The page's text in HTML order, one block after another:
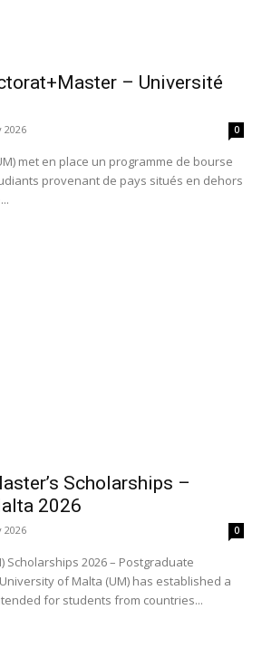
– Université
2026 0
met en place un programme de bourse
provenant de pays situés en dehors
Scholarships –
2026
2026 0
Scholarships 2026 – Postgraduate
of Malta (UM) has established a
for students from countries...